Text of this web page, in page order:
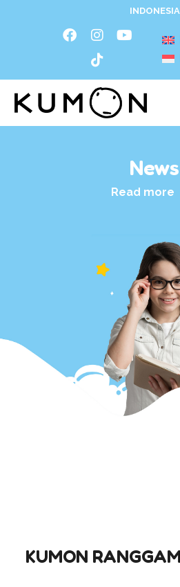
INDONESIA
News
Read more
KUMON